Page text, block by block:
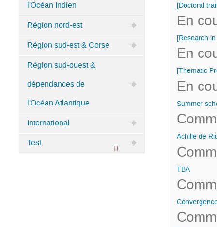
l'Océan Indien
Région nord-est
Région sud-est & Corse
Région sud-ouest &
dépendances de
l'Océan Atlantique
International
Test
Catégorie
[Doctoral
En
[Research
En
[Thematic
En
Summer
Achille de
TBA